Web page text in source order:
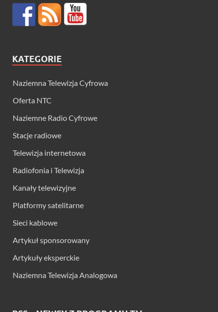
KATEGORIE
Naziemna Telewizja Cyfrowa
Oferta NTC
Naziemne Radio Cyfrowe
Stacje radiowe
Telewizja internetowa
Radiofonia i Telewizja
Kanały telewizyjne
Platformy satelitarne
Sieci kablowe
Artykuł sponsorowany
Artykuły eksperckie
Naziemna Telewizja Analogowa